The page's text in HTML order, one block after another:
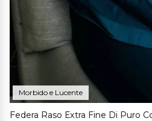
Morbido e Lucente
Federa Raso Extra Fine Di Puro